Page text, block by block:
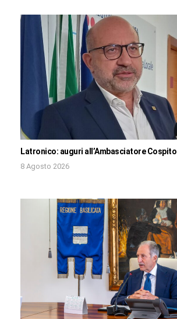
Latronico: auguri all’Ambasciatore Cospito
8 Agosto 2026